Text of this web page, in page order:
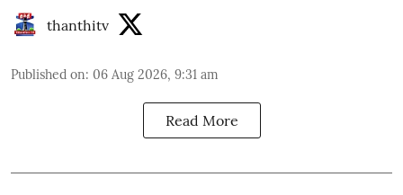
thanthitv
Published on: 06 Aug 2026, 9:31 am
Read More